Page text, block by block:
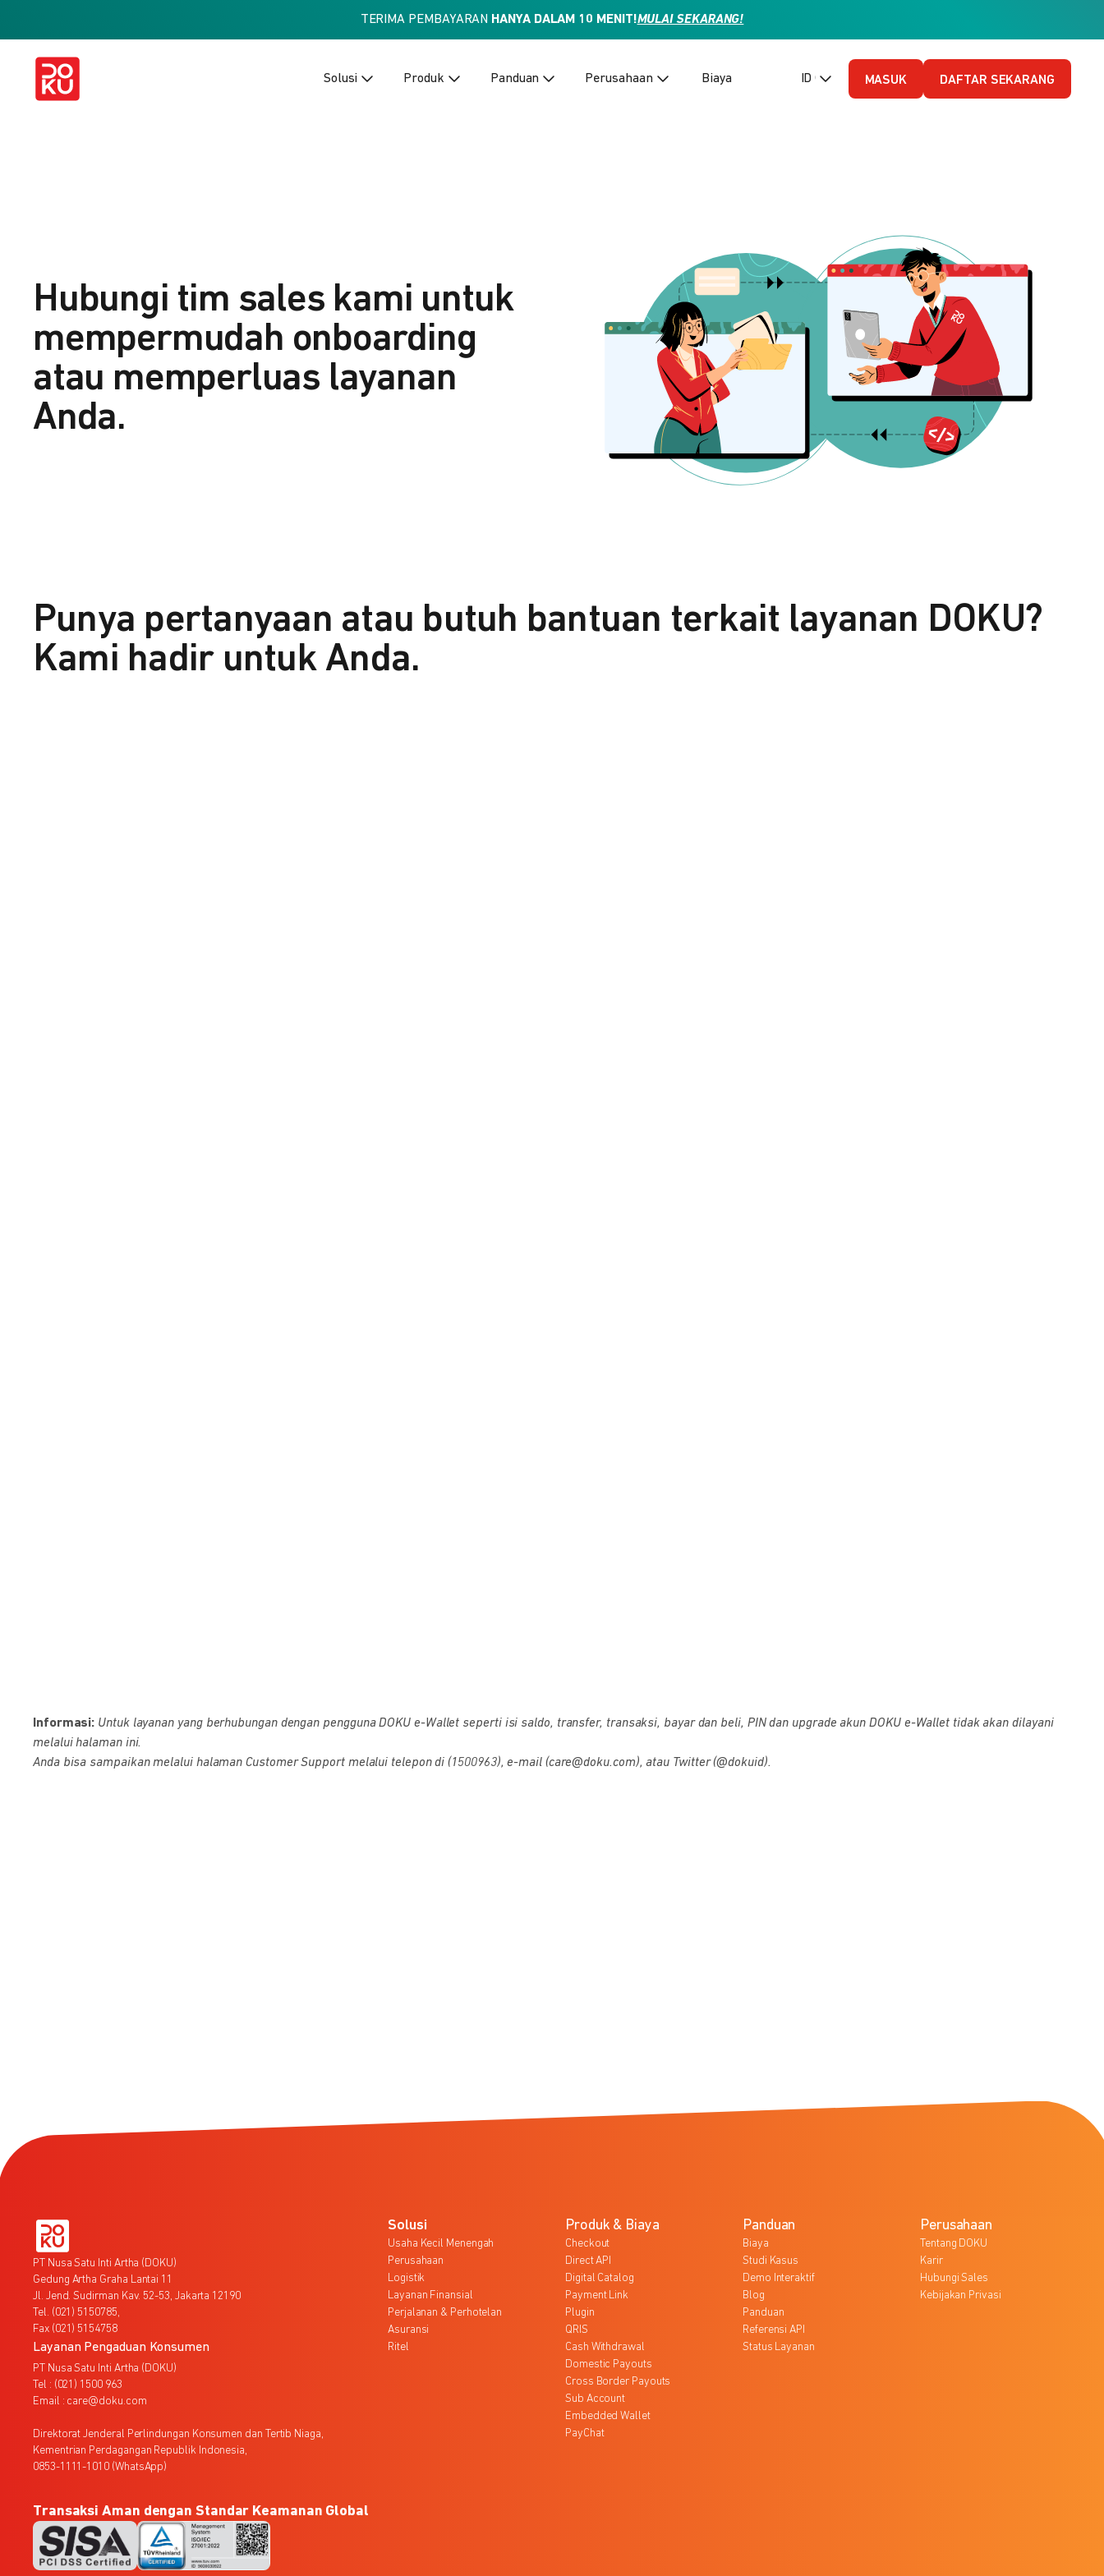
TERIMA PEMBAYARAN HANYA DALAM 10 MENIT!MULAI SEKARANG!
Solusi Produk Panduan Perusahaan Biaya ID (Bahasa Indonesia)
MASUK DAFTAR SEKARANG
Hubungi tim sales kami untuk
mempermudah onboarding
atau memperluas layanan
Anda.
Punya pertanyaan atau butuh bantuan terkait layanan DOKU?
Kami hadir untuk Anda.
Informasi: Untuk layanan yang berhubungan dengan pengguna DOKU e-Wallet seperti isi saldo, transfer, transaksi, bayar dan beli, PIN dan upgrade akun DOKU e-Wallet tidak akan dilayani
melalui halaman ini.
Anda bisa sampaikan melalui halaman Customer Support melalui telepon di (1500963), e-mail (care@doku.com), atau Twitter (@dokuid).
PT Nusa Satu Inti Artha (DOKU)
Gedung Artha Graha Lantai 11
Jl. Jend. Sudirman Kav. 52-53, Jakarta 12190
Tel. (021) 5150785,
Fax (021) 5154758
Layanan Pengaduan Konsumen
PT Nusa Satu Inti Artha (DOKU)
Tel : (021) 1500 963
Email : care@doku.com
Direktorat Jenderal Perlindungan Konsumen dan Tertib Niaga,
Kementrian Perdagangan Republik Indonesia,
0853-1111-1010 (WhatsApp)
Solusi
Usaha Kecil Menengah
Perusahaan
Logistik
Layanan Finansial
Perjalanan & Perhotelan
Asuransi
Ritel
Produk & Biaya
Checkout
Direct API
Digital Catalog
Payment Link
Plugin
QRIS
Cash Withdrawal
Domestic Payouts
Cross Border Payouts
Sub Account
Embedded Wallet
PayChat
Panduan
Biaya
Studi Kasus
Demo Interaktif
Blog
Panduan
Referensi API
Status Layanan
Perusahaan
Tentang DOKU
Karir
Hubungi Sales
Kebijakan Privasi
Transaksi Aman dengan Standar Keamanan Global